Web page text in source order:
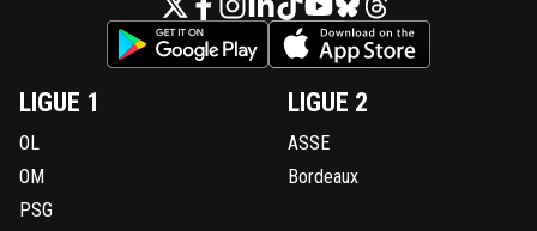
LIGUE 1
OL
OM
PSG
LIGUE 2
ASSE
Bordeaux